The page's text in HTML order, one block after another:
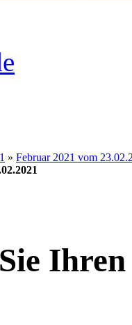
» Februar 2021 vom